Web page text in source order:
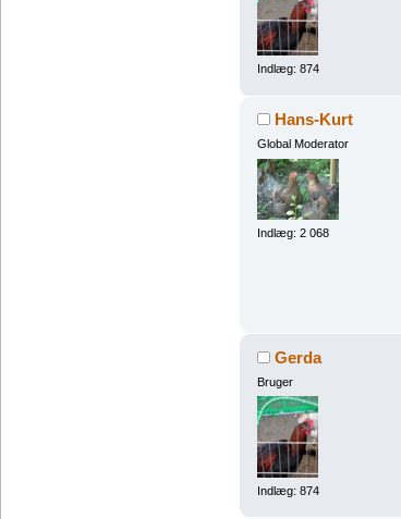
Indlæg: 874
Hans-Kurt
Global Moderator
Indlæg: 2 068
Gerda
Bruger
Indlæg: 874